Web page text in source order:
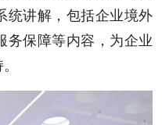
统讲解，包括企业境外
务保障等内容，为企业